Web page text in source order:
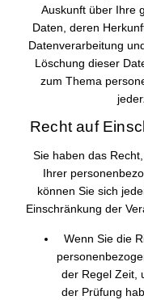
Auskunft über Ihre
Daten, deren
Datenverarbeitung
Löschung dieser
zum Thema
Recht auf
Sie haben das
Ihrer
können Sie sich
Einschränkung der
Wenn Sie die
der Regel Zeit,
der Prüfung